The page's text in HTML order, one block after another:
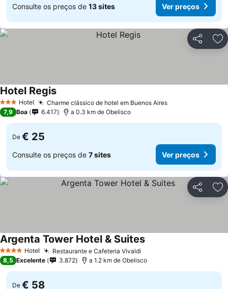
Consulte os preços de 13 sites Ver preços
Partilhar
3 EstrelasHotel Charme clássico de hotel em Buenos Aires
Hotel Regis
7,9 Boa 6.417 a 0.3 km de Obelisco
De € 25
Consulte os preços de 7 sites Ver preços
Partilhar
4 EstrelasHotel Restaurante e Cafeteria Vivaldi
Argenta Tower Hotel & Suites
8,5 Excelente 3.872 a 1.2 km de Obelisco
De € 58